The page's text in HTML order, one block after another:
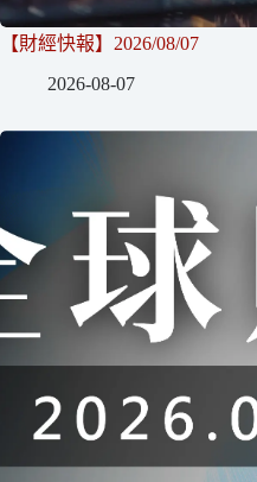
【財經快報】2026/08/07
2026-08-07